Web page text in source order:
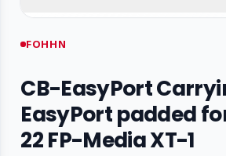
FOHHN
CB-EasyPort
EasyPort padded for
22 FP-Media XT-1